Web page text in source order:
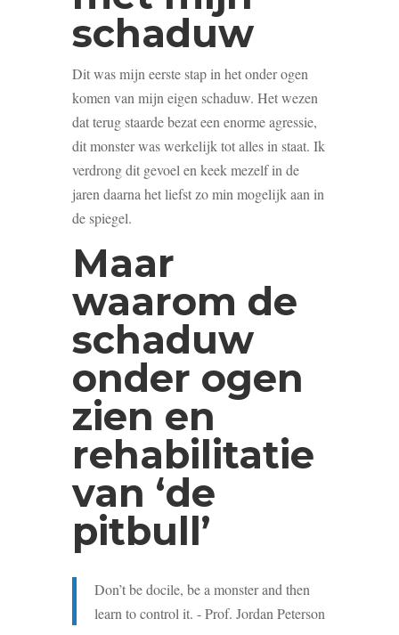
schaduw
Dit was mijn eerste stap in het onder ogen
komen van mijn eigen schaduw. Het wezen
dat terug staarde bezat een enorme agressie,
dit monster was werkelijk tot alles in staat. Ik
verdrong dit gevoel en keek mezelf in de
jaren daarna het liefst zo min mogelijk aan in
de spiegel.
Maar
waarom de
schaduw
onder ogen
zien en
rehabilitatie
van ‘de
pitbull’
Don’t be docile, be a monster and then
learn to control it. - Prof. Jordan Peterson